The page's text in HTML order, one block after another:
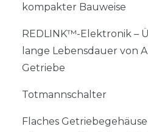
kompakter Bauweise
REDLINK™-Elektronik –
lange Lebensdauer von
Getriebe
Totmannschalter
Flaches